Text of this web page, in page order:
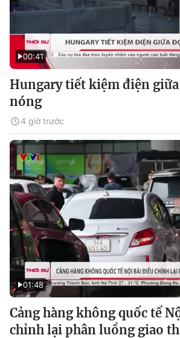
00:41
Hungary tiết kiệm điện
nóng
4 giờ trước
01:48
Cảng hàng không quốc tế
chỉnh lại phân luồng giao